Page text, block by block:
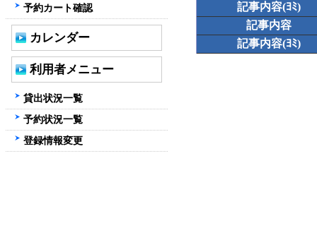
記事内容(ﾖﾐ)
記事内容
記事内容(ﾖﾐ)
予約カート確認
カレンダー
利用者メニュー
貸出状況一覧
予約状況一覧
登録情報変更